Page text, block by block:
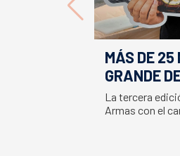
MÁS DE 25
GRANDE
LA
La tercera
Armas con el